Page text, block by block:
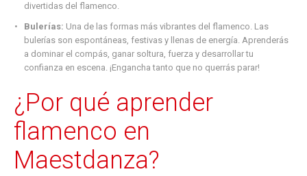
divertidas del flamenco.
Bulerías: Una de las formas más vibrantes del flamenco. Las
bulerías son espontáneas, festivas y llenas de energía. Aprenderás
a dominar el compás, ganar soltura, fuerza y desarrollar tu
confianza en escena. ¡Engancha tanto que no querrás parar!
¿Por qué aprender
flamenco en
Maestdanza?